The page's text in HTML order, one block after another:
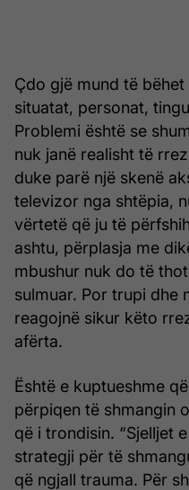
Çdo gjë mund të
situatat, personat,
Problemi është se
nuk janë realisht të
duke parë një skenë
televizor nga shtëpia,
vërtetë që ju të
ashtu, përplasja me
mbushur nuk do të
sulmuar. Por trupi dhe
reagojnë sikur këto
afërta.
Është e kuptueshme
përpiqen të shmangin
që i trondisin. “Sjelljet
strategji për të
që ngjall trauma. Për